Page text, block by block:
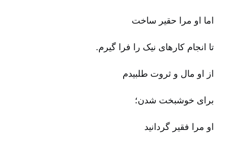
اما او مرا حقیر ساخت‌
تا انجام کارهای نیک را فرا گیرم‌.
از او مال و ثروت طلبیدم‌
برای خوشبخت شدن‌؛
او مرا فقیر گردانید